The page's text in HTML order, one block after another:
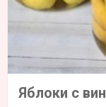
Яблоки с